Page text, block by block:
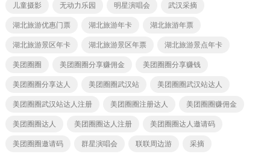
儿童摄影 无动力乐园 明星演唱会 武汉采摘
湖北旅游优惠门票 湖北旅游年卡 湖北旅游年票
湖北旅游景区年卡 湖北旅游景区年票 湖北旅游景点年卡
美团圈圈 美团圈圈分享赚佣金 美团圈圈分享赚钱
美团圈圈分享达人 美团圈圈武汉站 美团圈圈武汉站达人
美团圈圈武汉站达人注册 美团圈圈注册达人 美团圈圈赚佣金
美团圈圈达人 美团圈圈达人注册 美团圈圈达人邀请码
美团圈圈邀请码 群星演唱会 联联周边游 采摘